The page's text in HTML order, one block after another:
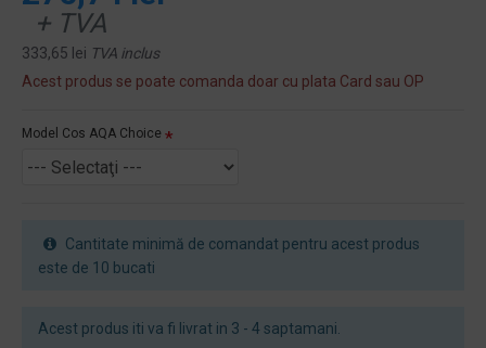
Acest produs iti va fi livrat in 3 - 4 saptamani.
+ TVA
333,65 lei TVA inclus
Acest produs se poate comanda doar cu plata Card sau OP
Model Cos AQA Choice
Cantitate minimă de comandat pentru acest produs
este de 10 bucati